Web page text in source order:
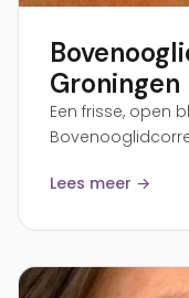
Groningen
Een frisse, open
Lees meer →